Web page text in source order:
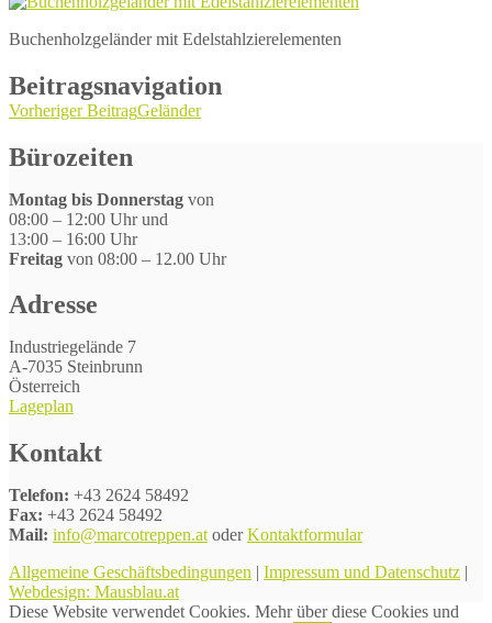
Buchenholzgeländer mit Edelstahlzierelementen
Beitragsnavigation
Vorheriger BeitragGeländer
Bürozeiten
Montag bis Donnerstag von
08:00 – 12:00 Uhr und
13:00 – 16:00 Uhr
Freitag von 08:00 – 12.00 Uhr
Adresse
Industriegelände 7
A-7035 Steinbrunn
Österreich
Lageplan
Kontakt
Telefon: +43 2624 58492
Fax: +43 2624 58492
Mail: info@marcotreppen.at oderKontaktformular
Allgemeine Geschäftsbedingungen | Impressum und Datenschutz |
Webdesign: Mausblau.at
Diese Website verwendet Cookies. Mehr über diese Cookies und